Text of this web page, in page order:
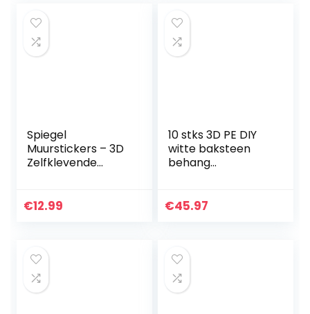
raam…
Spiegel
Muurstickers – 3D
Zelfklevende
Muursticker Decal
€12.99
10 stks 3D PE DIY
witte baksteen
behang
wandpaneel,
€45.97